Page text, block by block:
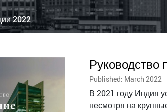
2022
Published: March 2022
В 2021 году Индия
несмотря на